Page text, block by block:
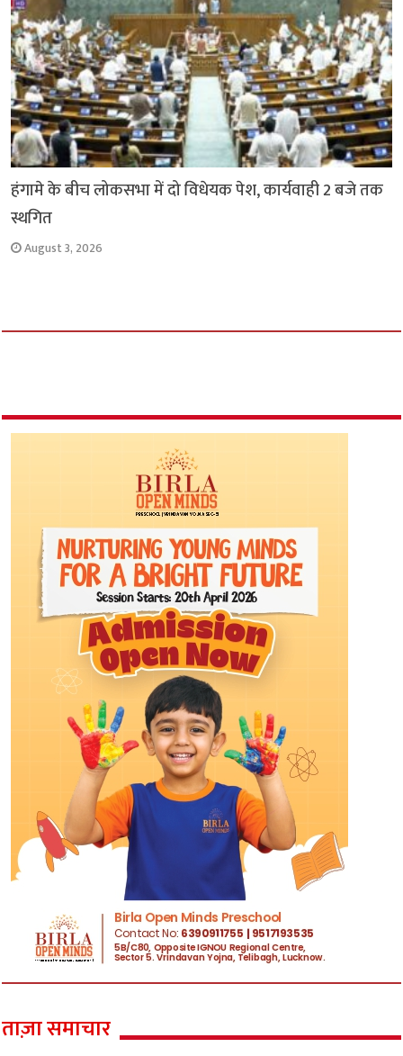
हंगामे के बीच लोकसभा में दो विधेयक पेश, कार्यवाही 2 बजे तक
स्थगित
August 3, 2026
ताज़ा समाचार